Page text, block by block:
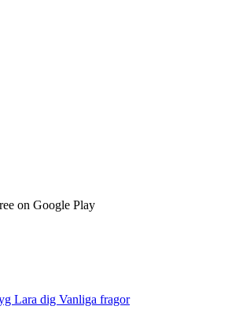
on Google Play
Lara dig Vanliga fragor